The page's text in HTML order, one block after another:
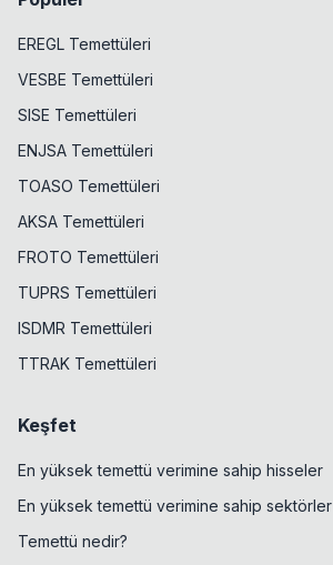
EREGL Temettüleri
VESBE Temettüleri
SISE Temettüleri
ENJSA Temettüleri
TOASO Temettüleri
AKSA Temettüleri
FROTO Temettüleri
TUPRS Temettüleri
ISDMR Temettüleri
TTRAK Temettüleri
Keşfet
En yüksek temettü verimine sahip hisseler
En yüksek temettü verimine sahip sektörler
Temettü nedir?